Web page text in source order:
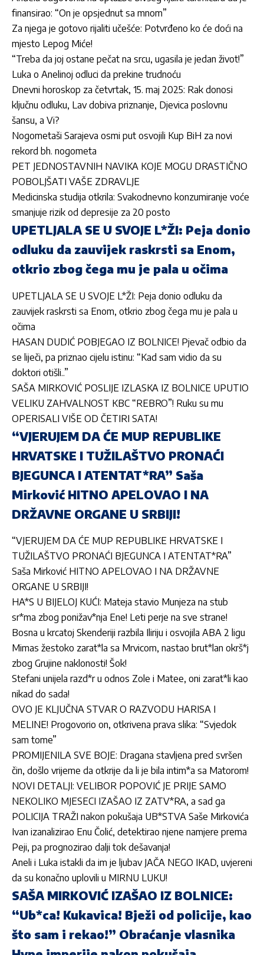
finansirao: “On je opsjednut sa mnom”
Za njega je gotovo rijaliti učešće: Potvrđeno ko će doći na
mjesto Lepog Miće!
“Treba da joj ostane pečat na srcu, ugasila je jedan život!”
Luka o Anelinoj odluci da prekine trudnoću
Dnevni horoskop za četvrtak, 15. maj 2025: Rak donosi
ključnu odluku, Lav dobiva priznanje, Djevica poslovnu
šansu, a Vi?
Nogometaši Sarajeva osmi put osvojili Kup BiH za novi
rekord bh. nogometa
PET JEDNOSTAVNIH NAVIKA KOJE MOGU DRASTIČNO
POBOLJŠATI VAŠE ZDRAVLJE
Medicinska studija otkrila: Svakodnevno konzumiranje voće
smanjuje rizik od depresije za 20 posto
UPETLJALA SE U SVOJE L*ŽI: Peja donio
odluku da zauvijek raskrsti sa Enom,
otkrio zbog čega mu je pala u očima
UPETLJALA SE U SVOJE L*ŽI: Peja donio odluku da
zauvijek raskrsti sa Enom, otkrio zbog čega mu je pala u
očima
HASAN DUDIĆ POBJEGAO IZ BOLNICE! Pjevač odbio da
se liječi, pa priznao cijelu istinu: “Kad sam vidio da su
doktori otišli..”
SAŠA MIRKOVIĆ POSLIJE IZLASKA IZ BOLNICE UPUTIO
VELIKU ZAHVALNOST KBC “REBRO”! Ruku su mu
OPERISALI VIŠE OD ČETIRI SATA!
“VJERUJEM DA ĆE MUP REPUBLIKE
HRVATSKE I TUŽILAŠTVO PRONAĆI
BJEGUNCA I ATENTAT*RA” Saša
Mirković HITNO APELOVAO I NA
DRŽAVNE ORGANE U SRBIJI!
“VJERUJEM DA ĆE MUP REPUBLIKE HRVATSKE I
TUŽILAŠTVO PRONAĆI BJEGUNCA I ATENTAT*RA”
Saša Mirković HITNO APELOVAO I NA DRŽAVNE
ORGANE U SRBIJI!
HA*S U BIJELOJ KUĆI: Mateja stavio Munjeza na stub
sr*ma zbog ponižav*nja Ene! Leti perje na sve strane!
Bosna u krcatoj Skenderiji razbila Iliriju i osvojila ABA 2 ligu
Mimas žestoko zarat*la sa Mrvicom, nastao brut*lan okrš*j
zbog Grujine naklonosti! Šok!
Stefani unijela razd*r u odnos Zole i Matee, oni zarat*li kao
nikad do sada!
OVO JE KLJUČNA STVAR O RAZVODU HARISA I
MELINE! Progovorio on, otkrivena prava slika: “Svjedok
sam tome”
PROMIJENILA SVE BOJE: Dragana stavljena pred svršen
čin, došlo vrijeme da otkrije da li je bila intim*a sa Matorom!
NOVI DETALJI: VELIBOR POPOVIĆ JE PRIJE SAMO
NEKOLIKO MJESECI IZAŠAO IZ ZATV*RA, a sad ga
POLICIJA TRAŽI nakon pokušaja UB*STVA Saše Mirkovića
Ivan izanalizirao Enu Čolić, detektirao njene namjere prema
Peji, pa prognozirao dalji tok dešavanja!
Aneli i Luka istakli da im je ljubav JAČA NEGO IKAD, uvjereni
da su konačno uplovili u MIRNU LUKU!
SAŠA MIRKOVIĆ IZAŠAO IZ BOLNICE:
“Ub*ca! Kukavica! Bježi od policije, kao
što sam i rekao!” Obraćanje vlasnika